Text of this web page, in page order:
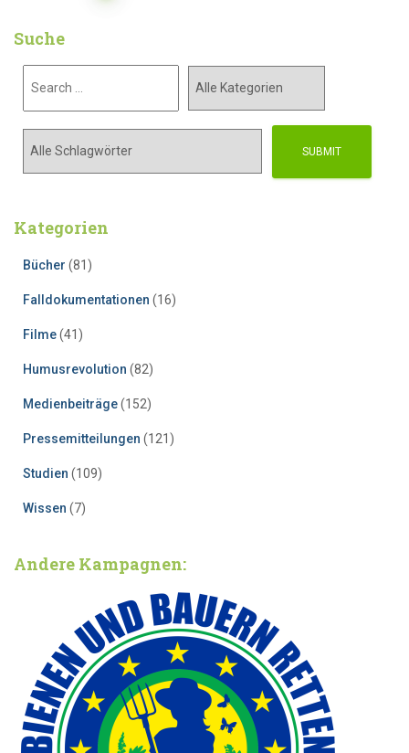
Suche
Kategorien
Bücher (81)
Falldokumentationen (16)
Filme(41)
Humusrevolution (82)
Medienbeiträge(152)
Pressemitteilungen (121)
Studien (109)
Wissen (7)
Andere Kampagnen: